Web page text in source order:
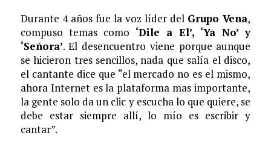
Durante 4 años fue la voz líder del Grupo Vena,
compuso temas como ‘Dile a El’, ‘Ya No’ y
‘Señora’. El desencuentro viene porque aunque
se hicieron tres sencillos, nada que salía el disco,
el cantante dice que “el mercado no es el mismo,
ahora Internet es la plataforma mas importante,
la gente solo da un clic y escucha lo que quiere, se
debe estar siempre allí, lo mío es escribir y
cantar”.